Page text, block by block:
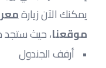
يمكنك الآن زيارة
موقعنا، حيث
أرفف الجندول